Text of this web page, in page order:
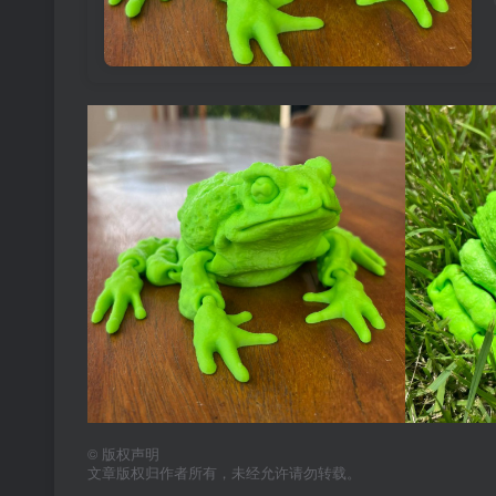
©版权声明
文章版权归作者所有，未经允许请勿转载。